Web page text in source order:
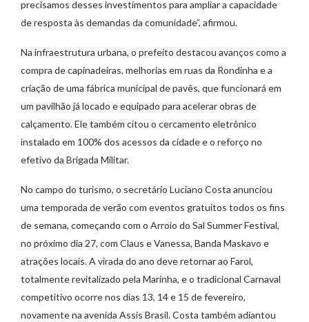
precisamos desses investimentos para ampliar a capacidade
de resposta às demandas da comunidade”, afirmou.
Na infraestrutura urbana, o prefeito destacou avanços como a
compra de capinadeiras, melhorias em ruas da Rondinha e a
criação de uma fábrica municipal de pavês, que funcionará em
um pavilhão já locado e equipado para acelerar obras de
calçamento. Ele também citou o cercamento eletrônico
instalado em 100% dos acessos da cidade e o reforço no
efetivo da Brigada Militar.
No campo do turismo, o secretário Luciano Costa anunciou
uma temporada de verão com eventos gratuitos todos os fins
de semana, começando com o Arroio do Sal Summer Festival,
no próximo dia 27, com Claus e Vanessa, Banda Maskavo e
atrações locais. A virada do ano deve retornar ao Farol,
totalmente revitalizado pela Marinha, e o tradicional Carnaval
competitivo ocorre nos dias 13, 14 e 15 de fevereiro,
novamente na avenida Assis Brasil. Costa também adiantou